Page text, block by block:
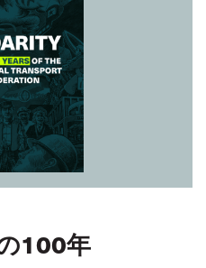
100年